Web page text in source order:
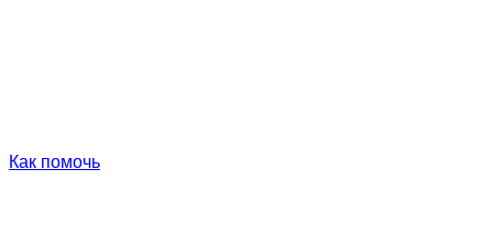
Как помочь